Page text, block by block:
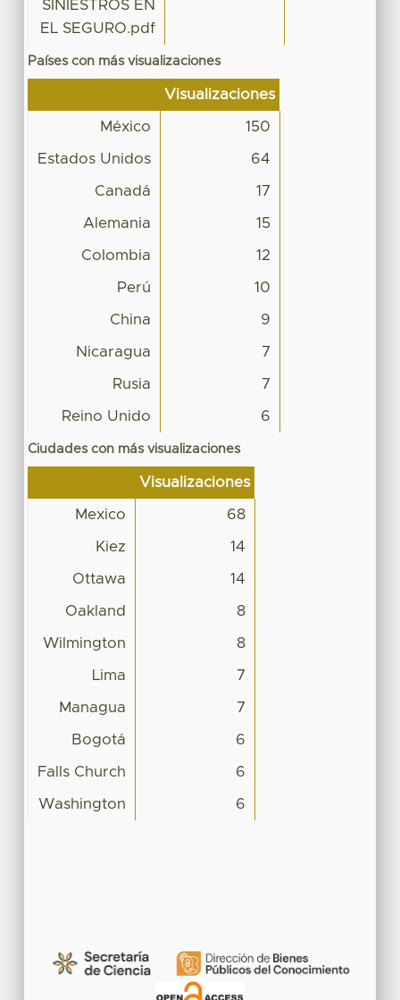
SINIESTROS EN
EL SEGURO.pdf
Países con más visualizaciones
Visualizaciones
México 150
Estados Unidos 64
Canadá 17
Alemania 15
Colombia 12
Perú 10
China 9
Nicaragua 7
Rusia 7
Reino Unido 6
Ciudades con más visualizaciones
Visualizaciones
Mexico 68
Kiez 14
Ottawa 14
Oakland 8
Wilmington 8
Lima 7
Managua 7
Bogotá 6
Falls Church 6
Washington 6